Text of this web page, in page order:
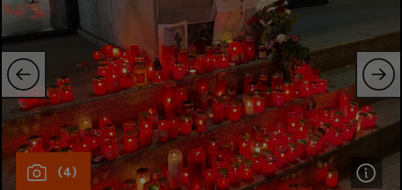
Cupa României
Echipa Națională
U21
Fotbal feminin
Special
(4)